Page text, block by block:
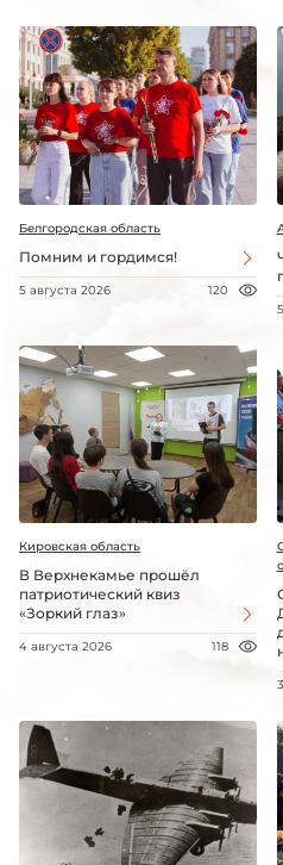
Белгородская область
Помним и гордимся!
5 августа 2026 120
Кировская область
В Верхнекамье прошёл
патриотический квиз
«Зоркий глаз»
4 августа 2026 118